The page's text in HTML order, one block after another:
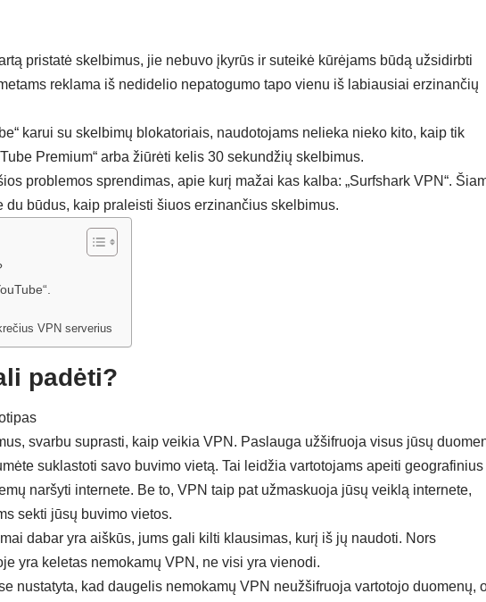
pristatė skelbimus, jie nebuvo įkyrūs ir suteikė kūrėjams būdą užsidirbti
reklama iš nedidelio nepatogumo tapo vienu iš labiausiai erzinančių
karui su skelbimų blokatoriais, naudotojams nelieka nieko kito, kaip tik
Premium“ arba žiūrėti kelis 30 sekundžių skelbimus.
problemos sprendimas, apie kurį mažai kas kalba: „Surfshark VPN“.
du būdus, kaip praleisti šiuos erzinančius skelbimus.
VPN serverius
padėti?
svarbu suprasti, kaip veikia VPN. Paslauga užšifruoja visus jūsų
suklastoti savo buvimo vietą. Tai leidžia vartotojams apeiti geografinius
naršyti internete. Be to, VPN taip pat užmaskuoja jūsų veiklą internete,
sekti jūsų buvimo vietos.
dabar yra aiškūs, jums gali kilti klausimas, kurį iš jų naudoti. Nors
yra keletas nemokamų VPN, ne visi yra vienodi.
nustatyta, kad daugelis nemokamų VPN neužšifruoja vartotojo duomenų,